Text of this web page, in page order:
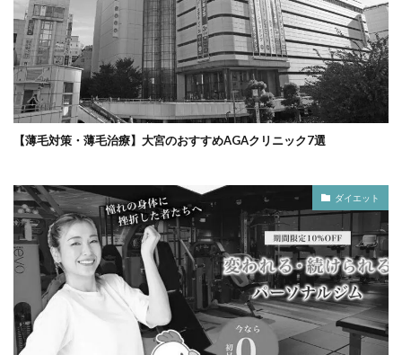
【薄毛対策・薄毛治療】大宮のおすすめAGAクリニック7選
ダイエット